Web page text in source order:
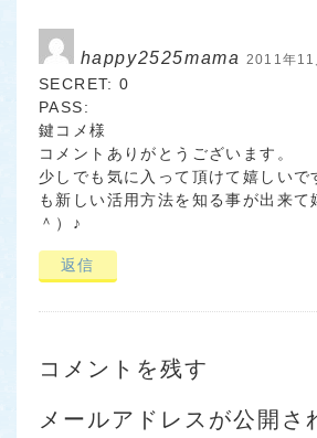
happy2525mama 2011年
SECRET: 0
PASS:
鍵コメ様
コメントありがとうございます。
少しでも気に入って頂けて嬉しい
も新しい活用方法を知る事が出来て
＾）♪
返信
コメントを残す
メールアドレスが公開さ